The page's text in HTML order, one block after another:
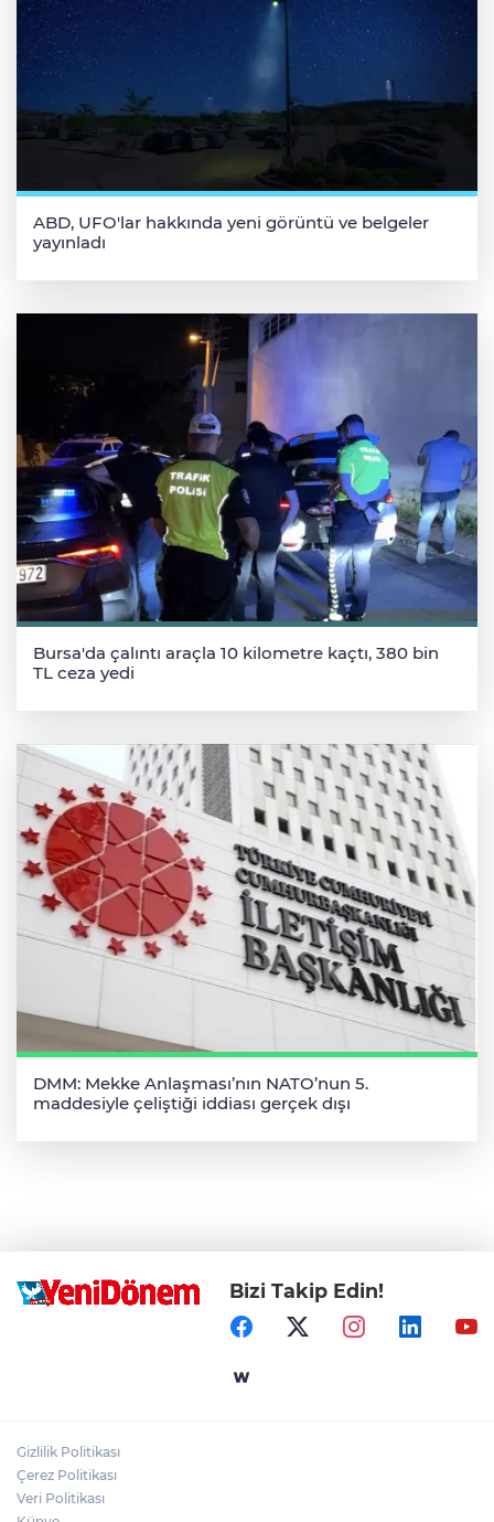
ABD, UFO'lar hakkında yeni görüntü ve belgeler
yayınladı
Bursa'da çalıntı araçla 10 kilometre kaçtı, 380 bin
TL ceza yedi
DMM: Mekke Anlaşması’nın NATO’nun 5.
maddesiyle çeliştiği iddiası gerçek dışı
Bizi Takip Edin!
Gizlilik Politikası
Çerez Politikası
Veri Politikası